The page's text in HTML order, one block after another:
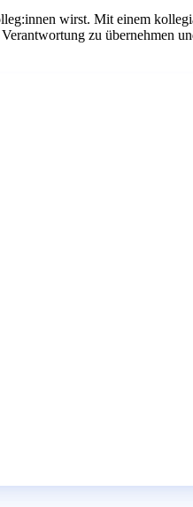
wirst. Mit einem
zu übernehmen